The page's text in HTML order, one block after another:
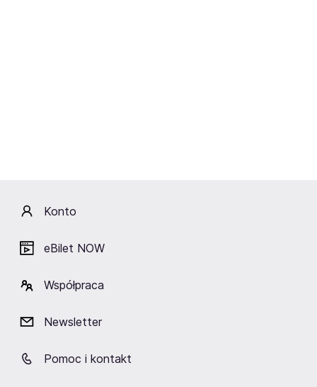
Konto
eBilet NOW
Współpraca
Newsletter
Pomoc i kontakt
Koncerty
Steel Panther ogłasza koncert w Polsce!